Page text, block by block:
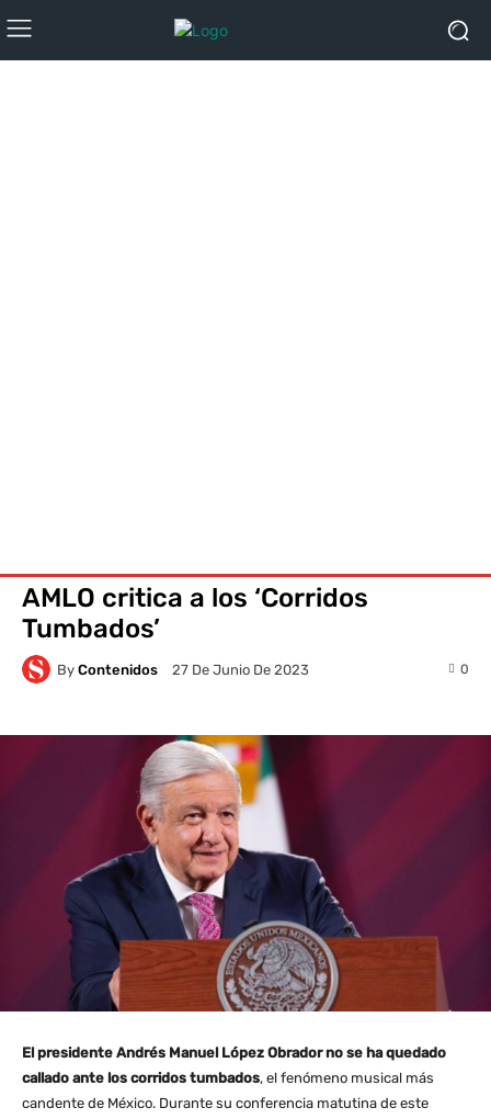
AMLO critica a los ‘Corridos
Tumbados’
By Contenidos 27 De Junio De 2023 0
El presidente Andrés Manuel López Obrador no se ha quedado
callado ante los corridos tumbados, el fenómeno musical más
candente de México. Durante su conferencia matutina de este